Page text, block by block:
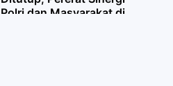
Polri dan Masyarakat di